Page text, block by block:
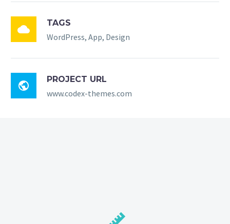

TAGS
WordPress, App, Design

PROJECT URL
www.codex-themes.com